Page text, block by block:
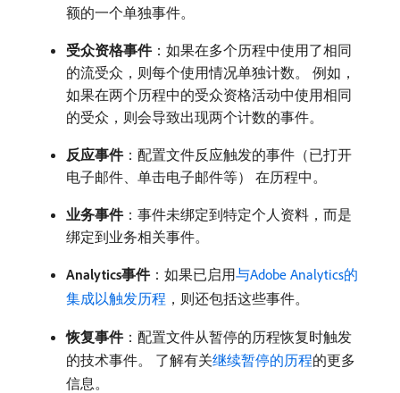
额的一个单独事件。
受众资格事件：如果在多个历程中使用了相同
的流受众，则每个使用情况单独计数。 例如，
如果在两个历程中的受众资格活动中使用相同
的受众，则会导致出现两个计数的事件。
反应事件：配置文件反应触发的事件（已打开
电子邮件、单击电子邮件等） 在历程中。
业务事件：事件未绑定到特定个人资料，而是
绑定到业务相关事件。
Analytics事件：如果已启用与Adobe Analytics的
集成以触发历程 ，则还包括这些事件。
恢复事件：配置文件从暂停的历程恢复时触发
的技术事件。 了解有关继续暂停的历程的更多
信息。